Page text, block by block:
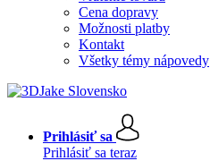
Cena dopravy
Možnosti platby
Kontakt
Všetky témy nápovedy
Prihlásiť sa
Prihlásiť sa teraz